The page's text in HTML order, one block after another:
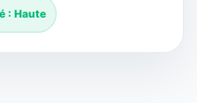
: Haute